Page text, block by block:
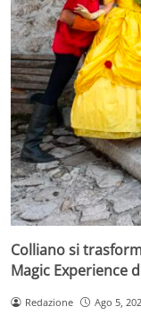
Colliano si
Magic Experience
Redazione Ago 5,